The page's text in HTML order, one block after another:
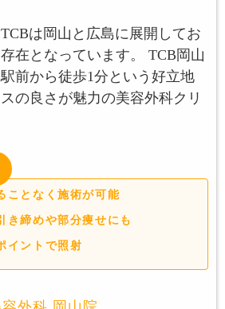
は岡山と広島に展開してお
在となっています。 TCB岡山
前から徒歩1分という好立地
の良さが魅力の美容外科クリ
ことなく施術が可能
き締めや部分痩せにも
イントで照射